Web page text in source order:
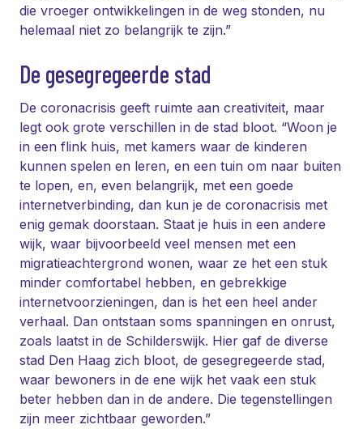
die vroeger ontwikkelingen in de weg stonden, nu
helemaal niet zo belangrijk te zijn.”
De gesegregeerde stad
De coronacrisis geeft ruimte aan creativiteit, maar
legt ook grote verschillen in de stad bloot. “Woon je
in een flink huis, met kamers waar de kinderen
kunnen spelen en leren, en een tuin om naar buiten
te lopen, en, even belangrijk, met een goede
internetverbinding, dan kun je de coronacrisis met
enig gemak doorstaan. Staat je huis in een andere
wijk, waar bijvoorbeeld veel mensen met een
migratieachtergrond wonen, waar ze het een stuk
minder comfortabel hebben, en gebrekkige
internetvoorzieningen, dan is het een heel ander
verhaal. Dan ontstaan soms spanningen en onrust,
zoals laatst in de Schilderswijk. Hier gaf de diverse
stad Den Haag zich bloot, de gesegregeerde stad,
waar bewoners in de ene wijk het vaak een stuk
beter hebben dan in de andere. Die tegenstellingen
zijn meer zichtbaar geworden.”